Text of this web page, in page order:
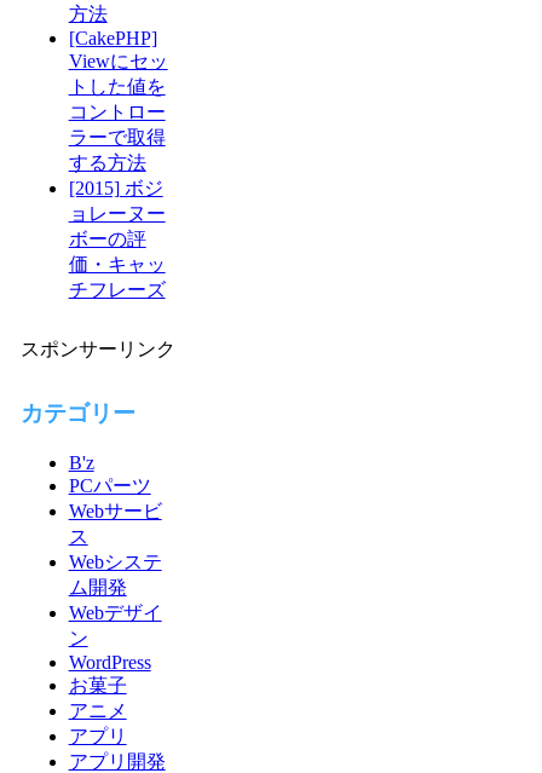
方法
[CakePHP]
Viewにセッ
トした値を
コントロー
ラーで取得
する方法
[2015] ボジ
ョレーヌー
ボーの評
価・キャッ
チフレーズ
スポンサーリンク
カテゴリー
B'z
PCパーツ
Webサービ
ス
Webシステ
ム開発
Webデザイ
ン
WordPress
お菓子
アニメ
アプリ
アプリ開発